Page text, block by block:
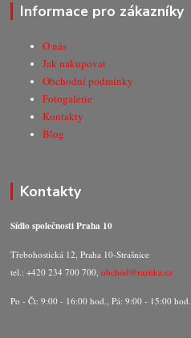
Informace pro zákazníky
O nás
Jak nakupovat
Obchodní podmínky
Fotogalerie
Kontakty
Blog
Kontakty
Sídlo společnosti Praha 10
Třebohostická 12, Praha 10-Strašnice
tel.: +420 234 700 700,obchod@razitka.cz
Po - Čt: 9:00 - 16:00 hod., Pá: 9:00 - 15:00 hod.